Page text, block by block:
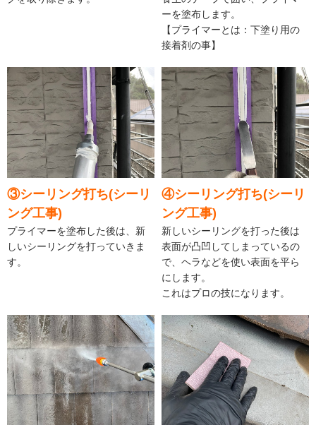
ーを塗布します。
【プライマーとは：下塗り用の
接着剤の事】
③シーリング打ち(シーリ
ング工事)
プライマーを塗布した後は、新
しいシーリングを打っていきま
す。
④シーリング打ち(シーリ
ング工事)
新しいシーリングを打った後は
表面が凸凹してしまっているの
で、ヘラなどを使い表面を平ら
にします。
これはプロの技になります。